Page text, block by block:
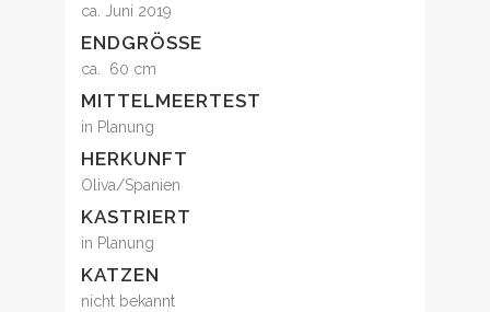
ca. Juni 2019
ENDGRÖSSE
ca. 60 cm
MITTELMEERTEST
in Planung
HERKUNFT
Oliva/Spanien
KASTRIERT
in Planung
KATZEN
nicht bekannt